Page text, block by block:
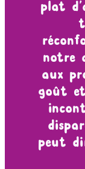
plat
notre
aux
goût
peut